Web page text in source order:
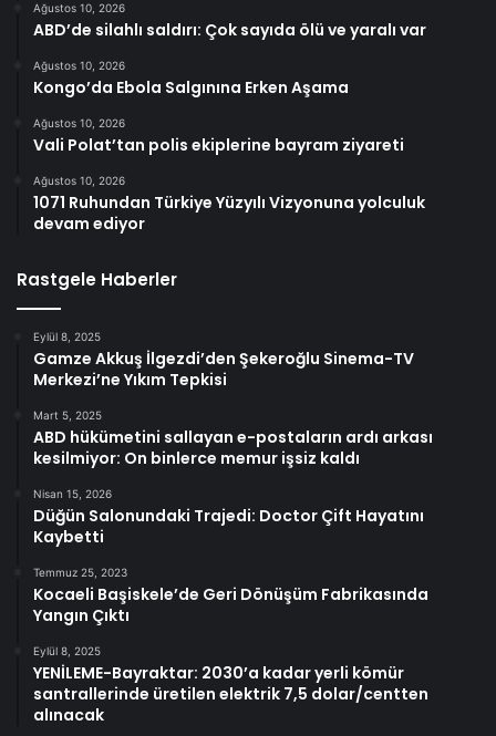
Ağustos 10, 2026
ABD’de silahlı saldırı: Çok sayıda ölü ve yaralı var
Ağustos 10, 2026
Kongo’da Ebola Salgınına Erken Aşama
Ağustos 10, 2026
Vali Polat’tan polis ekiplerine bayram ziyareti
Ağustos 10, 2026
1071 Ruhundan Türkiye Yüzyılı Vizyonuna yolculuk
devam ediyor
Rastgele Haberler
Eylül 8, 2025
Gamze Akkuş İlgezdi’den Şekeroğlu Sinema-TV
Merkezi’ne Yıkım Tepkisi
Mart 5, 2025
ABD hükümetini sallayan e-postaların ardı arkası
kesilmiyor: On binlerce memur işsiz kaldı
Nisan 15, 2026
Düğün Salonundaki Trajedi: Doctor Çift Hayatını
Kaybetti
Temmuz 25, 2023
Kocaeli Başiskele’de Geri Dönüşüm Fabrikasında
Yangın Çıktı
Eylül 8, 2025
YENİLEME-Bayraktar: 2030’a kadar yerli kömür
santrallerinde üretilen elektrik 7,5 dolar/centten
alınacak